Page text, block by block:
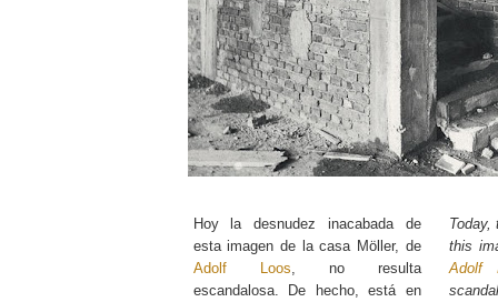
Hoy la desnudez inacabada de
esta imagen de la casa Möller, de
Adolf Loos , no resulta
escandalosa. De hecho, está en
Today,
this
Adolf